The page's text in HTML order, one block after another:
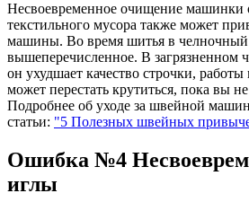
Несвоевременное очищение машинки
текстильного мусора также может
машины. Во время шитья в челночный
вышеперечисленное. В загрязненном
он ухудшает качество строчки,
может перестать крутиться, пока вы
Подробнее об уходе за швейной
статьи: "5 Полезных швейных
Ошибка №4
иглы